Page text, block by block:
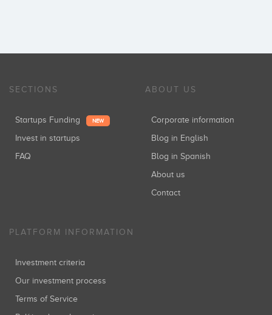
SECTIONS
Startups Funding NEW
Invest in startups
FAQ
ABOUT US
Corporate information
Blog in English
Blog in Spanish
About us
Contact
PLATFORM INFORMATION
Investment criteria
Our investment process
Terms of Service